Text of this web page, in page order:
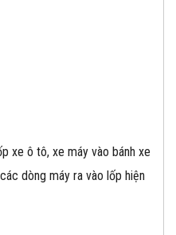
xe ô tô, xe máy vào bánh xe
dòng máy ra vào lốp hiện